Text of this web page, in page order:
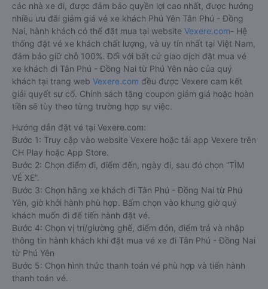
các nhà xe đi, được đảm bảo quyền lợi cao nhất, được hưởng
nhiều ưu đãi giảm giá vé xe khách Phú Yên Tân Phú - Đồng
Nai, hành khách có thể đặt mua tại website Vexere.com- Hệ
thống đặt vé xe khách chất lượng, và uy tín nhất tại Việt Nam,
đảm bảo giữ chỗ 100%. Đối với bất cứ giao dịch đặt mua vé
xe khách đi Tân Phú - Đồng Nai từ Phú Yên nào của quý
khách tại trang web Vexere.com đều được Vexere cam kết
giải quyết sự cố. Chính sách tặng coupon giảm giá hoặc hoàn
tiền sẽ tùy theo từng trường hợp sự việc.
Hướng dẫn đặt vé tại Vexere.com:
Bước 1: Truy cập vào website Vexere hoặc tải app Vexere trên
CH Play hoặc App Store.
Bước 2: Chọn điểm đi, điểm đến, ngày đi, sau đó chọn “TÌM
VÉ XE”.
Bước 3: Chọn hãng xe khách đi Tân Phú - Đồng Nai từ Phú
Yên, giờ khởi hành phù hợp. Bấm chọn vào khung giờ quý
khách muốn đi để tiến hành đặt vé.
Bước 4: Chọn vị trí/giường ghế, điểm đón, điểm trả và nhập
thông tin hành khách khi đặt mua vé xe đi Tân Phú - Đồng Nai
từ Phú Yên
Bước 5: Chọn hình thức thanh toán vé phù hợp và tiến hành
thanh toán vé.